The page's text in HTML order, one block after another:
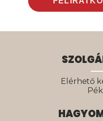
Elérhető